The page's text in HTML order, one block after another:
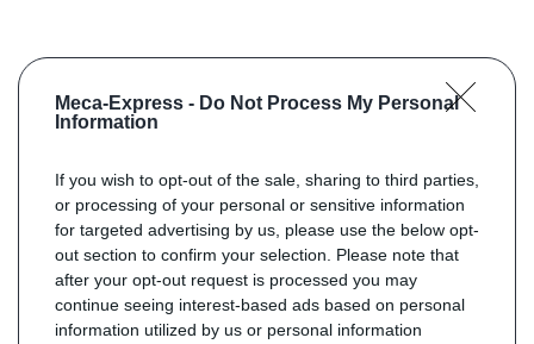
Meca-Express - Do Not Process My Personal
Information
If you wish to opt-out of the sale, sharing to third parties,
or processing of your personal or sensitive information
for targeted advertising by us, please use the below opt-
out section to confirm your selection. Please note that
after your opt-out request is processed you may
continue seeing interest-based ads based on personal
information utilized by us or personal information